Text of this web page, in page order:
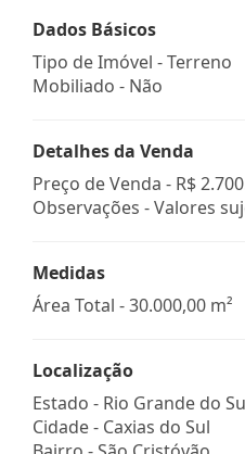
Dados Básicos
Tipo de Imóvel - Terreno
Mobiliado - Não
Detalhes da Venda
Preço de Venda - R$
Observações - Valores
Medidas
Área Total - 30.000,00 m²
Localização
Estado - Rio Grande do
Cidade - Caxias do Sul